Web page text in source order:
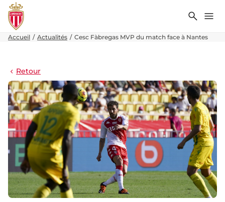
Accueil Actualités Cesc Fàbregas MVP du match face à Nantes
Retour